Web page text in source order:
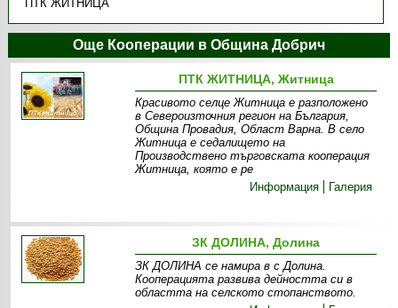
ПТК ЖИТНИЦА
Още Кооперации в Община Добрич
ПТК ЖИТНИЦА, Житница
Красивото селце Житница е разположено
в Североизточния регион на България,
Oбщина Провадия, Oбласт Варна. В село
Житница е седалището на
Производствено търговската кооперация
Житница, която е ре
Информация
Галерия
ЗК ДОЛИНА, Долина
ЗК ДОЛИНА се намира в с Долина.
Кооперацията развива дейността си в
областта на селското стопанството.